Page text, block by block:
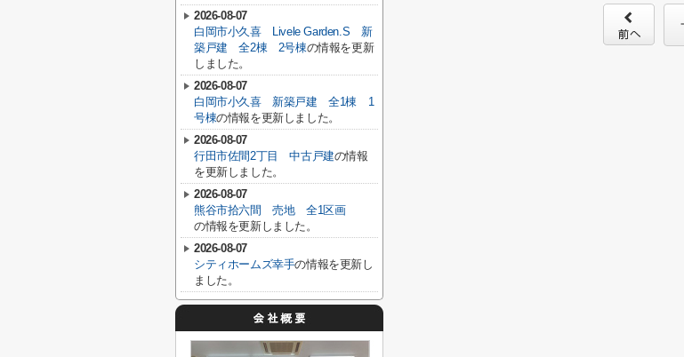
2026-08-07
白岡市小久喜 Livele Garden.S 新
築戸建 全2棟 2号棟の情報を更新
しました。
2026-08-07
白岡市小久喜 新築戸建 全1棟 1
号棟の情報を更新しました。
2026-08-07
行田市佐間2丁目 中古戸建の情報
を更新しました。
2026-08-07
熊谷市拾六間 売地 全1区画
の情報を更新しました。
2026-08-07
シティホームズ幸手の情報を更新し
ました。